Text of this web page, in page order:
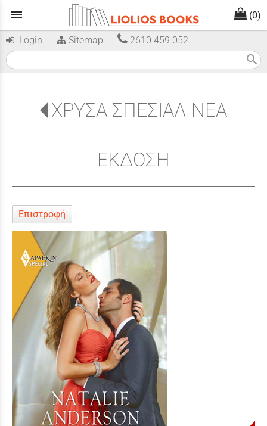
menu (0)
Login Sitemap 2610 459 052
search
ΧΡΥΣΑ ΣΠΕΣΙΑΛ ΝΕΑ
ΕΚΔΟΣΗ
Επιστροφή